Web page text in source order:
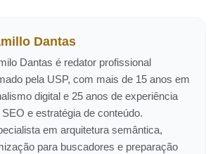
Dantas
Dantas é redator profissional
pela USP, com mais de 15 anos em
digital e 25 anos de experiência
e estratégia de conteúdo.
em arquitetura semântica,
para buscadores e preparação